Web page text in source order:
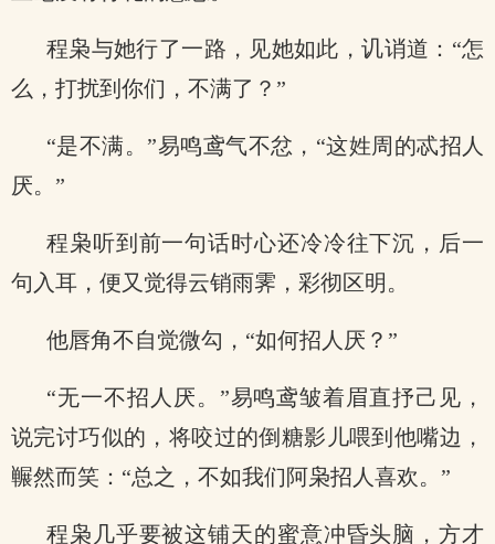
程枭与她行了一路，见她如此，讥诮道：“怎
么，打扰到你们，不满了？”
“是不满。”易鸣鸢气不忿，“这姓周的忒招人
厌。”
程枭听到前一句话时心还冷冷往下沉，后一
句入耳，便又觉得云销雨霁，彩彻区明。
他唇角不自觉微勾，“如何招人厌？”
“无一不招人厌。”易鸣鸢皱着眉直抒己见，
说完讨巧似的，将咬过的倒糖影儿喂到他嘴边，
冁然而笑：“总之，不如我们阿枭招人喜欢。”
程枭几乎要被这铺天的蜜意冲昏头脑，方才